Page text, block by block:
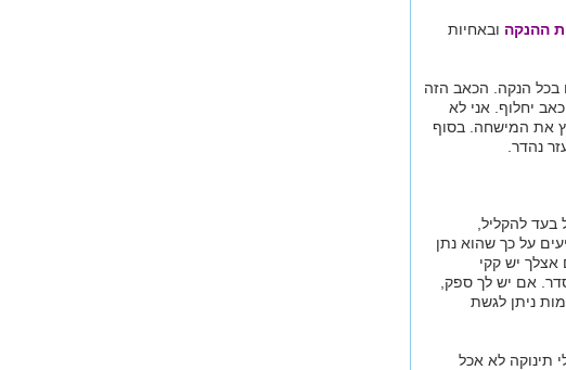
ההנקה ובאחיות
בכל הנקה. הכאב הזה
יחלוף. אני לא
את המישחה. בסוף
נהדר.
בעד להקליל,
על כך שהוא נתן
יש קקי
אם יש לך ספק,
ניתן לגשת
תינוקה לא אכל